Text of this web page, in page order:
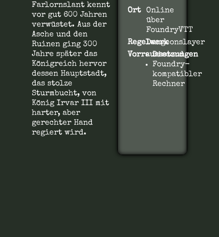
Farlornslant kennt
vor gut 600 Jahren
verwüstet. Aus der
Asche und den
Ruinen ging 300
Jahre später das
Königreich hervor
dessen Hauptstadt,
das stolze
Sturmbucht, von
König Irvar III mit
harter, aber
gerechter Hand
regiert wird.
Ort
Online
über
FoundryVTT
Regelwerk
Dungeonslayer
Vorraussetzungen
Discord
Foundry-
kompatibler
Rechner